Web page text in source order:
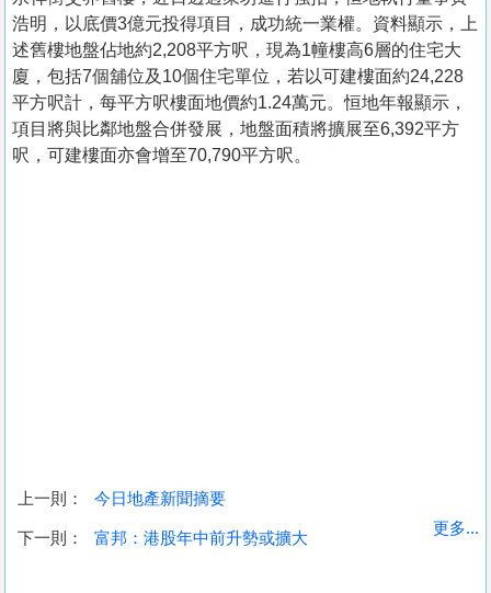
收
浩明，以底價3億元投得項目，成功統一業權。資料顯示，上
述舊樓地盤佔地約2,208平方呎，現為1幢樓高6層的住宅大
廈，包括7個舖位及10個住宅單位，若以可建樓面約24,228
平方呎計，每平方呎樓面地價約1.24萬元。恒地年報顯示，
項目將與比鄰地盤合併發展，地盤面積將擴展至6,392平方
呎，可建樓面亦會增至70,790平方呎。
上一則： 今日地產新聞摘要
下一則： 富邦：港股年中前升勢或擴大
更多...